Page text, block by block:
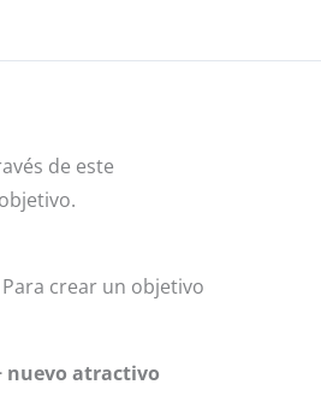
de este
crear un objetivo
nuevo atractivo